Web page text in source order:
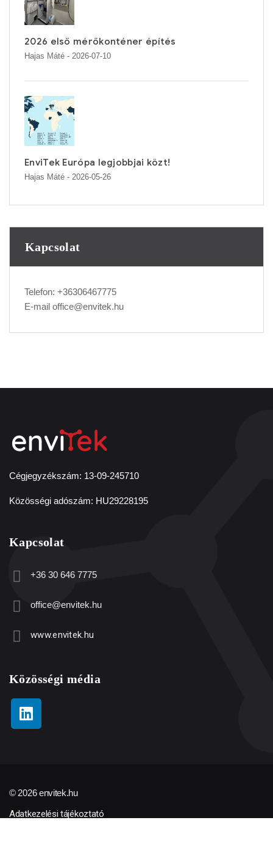
2026 első mérőkonténer építés
Hajas Máté - 2026-07-10
EnviTek Európa legjobbjai közt!
Hajas Máté - 2026-05-26
Kapcsolat
Telefon: +36306467775
E-mail office@envitek.hu
Cégjegyzékszám: 13-09-245710
Közösségi adószám: HU29228195
Kapcsolat
+36 30 646 7775
office@envitek.hu
www.envitek.hu
Közösségi média
© 2026 envitek.hu
Adatkezelési tájékoztató